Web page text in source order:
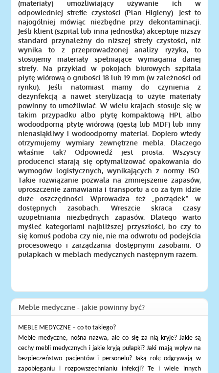
(materiały) umożliwiający używanie ich w
odpowiedniej strefie czystości (Plan Higieny). Jest to
najogólniej mówiąc niezbędne przy dekontaminacji.
Jeśli klient (szpital lub inna jednostka) akceptuje niższy
standard przynależny do niższej strefy czystości, niż
wynika to z przeprowadzonej analizy ryzyka, to
stosujemy materiały spełniające wymagania danej
strefy. Na przykład w pokojach biurowych szpitala
płytę wiórową o grubości 18 lub 19 mm (w zależności od
rynku). Jeśli natomiast mamy do czynienia z
dezynfekcją a nawet sterylizacją to użyte materiały
powinny to umożliwiać. W wielu krajach stosuje się w
takim przypadku albo płytę kompaktową HPL albo
wodoodporną płytę wiórową (gęstą lub MDF) lub inny
nienasiąkliwy i wodoodporny materiał. Dopiero wtedy
otrzymujemy wymiary zewnętrzne mebla. Dlaczego
właśnie tak? Odpowiedź jest prosta. Wszyscy
producenci starają się optymalizować opakowania do
wymogów logistycznych, wynikających z normy ISO.
Takie rozwiązanie pozwala na zmniejszenie zapasów,
uproszczenie zamawiania i transportu a co za tym idzie
duże oszczędności. Wprowadza też „porządek” w
dostępnych zasobach. Wreszcie skraca czasy
uzupełniania niezbędnych zapasów. Dlatego warto
myśleć kategoriami najbliższej przyszłości, bo czy to
się komuś podoba czy nie, nie ma odwrotu od podejścia
procesowego i zarządzania dostępnymi zasobami. O
pułapkach w meblach medycznych następnym razem.
Meble medyczne - jakie powinny być?
MEBLE MEDYCZNE – co to takiego?
Meble medyczne, nośna nazwa, ale co się za nią kryje? Jakie są
cechy mebli medycznych i jakie kryją pułapki? Jaki mają wpływ na
bezpieczeństwo pacjentów i personelu? Jaką rolę odgrywają w
zapobieganiu i rozpowszechnianiu infekcji? Te i wiele innych